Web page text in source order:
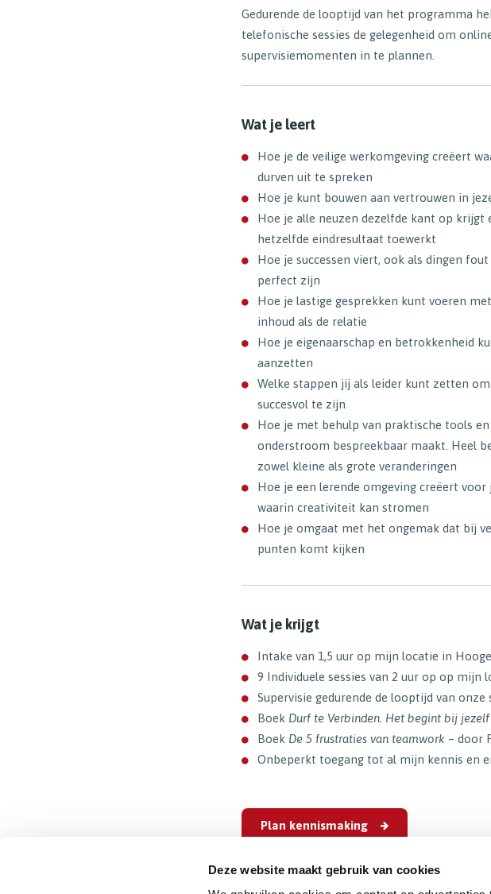
Deze website maakt gebruik van cookies
Gedurende de looptijd van het programma
telefonische sessies de gelegenheid om
supervisiemomenten in te plannen.
Wat je leert
Hoe je de veilige werkomgeving creëert
durven uit te spreken
Hoe je kunt bouwen aan vertrouwen in
Hoe je alle neuzen dezelfde kant op krijgt
hetzelfde eindresultaat toewerkt
Hoe je successen viert, ook als dingen
perfect zijn
Hoe je lastige gesprekken kunt voeren
inhoud als de relatie
Hoe je eigenaarschap en betrokkenheid
aanzetten
Welke stappen jij als leider kunt zetten
succesvol te zijn
Hoe je met behulp van praktische tools
onderstroom bespreekbaar maakt. Heel
zowel kleine als grote veranderingen
Hoe je een lerende omgeving creëert
waarin creativiteit kan stromen
Hoe je omgaat met het ongemak dat bij
punten komt kijken
Wat je krijgt
Intake van 1,5 uur op mijn locatie in
9 Individuele sessies van 2 uur op op mijn
Supervisie gedurende de looptijd van onze
Boek Durf te Verbinden. Het begint bij jezelf
Boek De 5 frustraties van teamwork – door
Onbeperkt toegang tot al mijn kennis en
Plan kennismaking
Terug naar het overzicht